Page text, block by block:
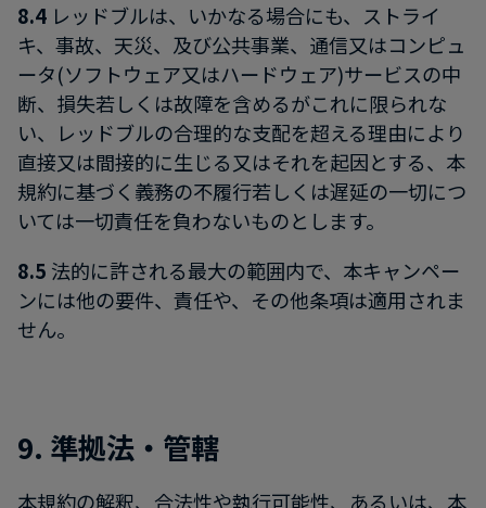
8.4 レッドブルは、いかなる場合にも、ストライ
キ、事故、天災、及び公共事業、通信又はコンピュ
ータ(ソフトウェア又はハードウェア)サービスの中
断、損失若しくは故障を含めるがこれに限られな
い、レッドブルの合理的な支配を超える理由により
直接又は間接的に生じる又はそれを起因とする、本
規約に基づく義務の不履行若しくは遅延の一切につ
いては一切責任を負わないものとします。
8.5 法的に許される最大の範囲内で、本キャンペー
ンには他の要件、責任や、その他条項は適用されま
せん。
9. 準拠法・管轄
本規約の解釈、合法性や執行可能性、あるいは、本